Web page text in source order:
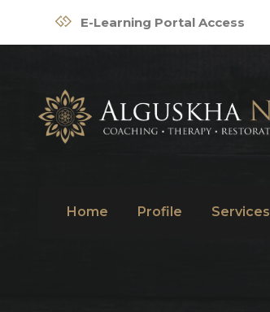
E-Learning Portal Access
Home Profile Services